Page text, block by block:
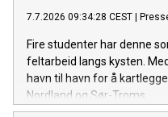
7.7.2026 09:34:28 CEST
Fire studenter har denne
feltarbeid langs kysten.
havn til havn for å
Nordland og Sør-Troms.